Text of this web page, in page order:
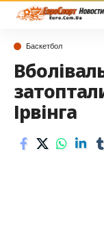
Баскетбол
Ірвінга